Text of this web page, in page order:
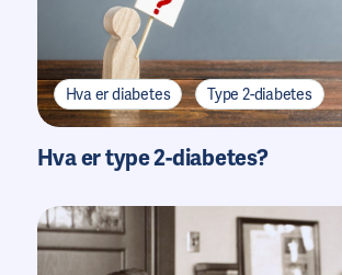
Hva er diabetes Type 2-diabetes
Hva er type 2-diabetes?